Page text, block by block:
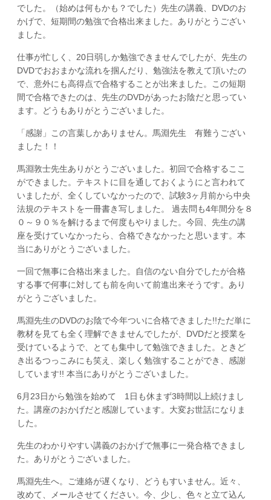
でした。（始めは何もかも？でした）先生の講義、DVDのお
かげで、短期間の勉強で合格出来ました。ありがとうござい
ました。
仕事が忙しく、20日弱しか勉強できませんでしたが、先生の
DVDでおおまかな流れを掴んだり、勉強法を教えて頂いたの
で、意外にも高得点で合格することが出来ました。この短期
間で合格できたのは、先生のDVDがあったお陰だと思ってい
ます。どうもありがとうございました。
「感謝」この言葉しかありません。馬淵先生 有難うござい
ました！！
馬淵敦士先生ありがとうございました。初回で合格するここ
ができました。テキストに目を通しておくようにと言われて
いましたが、全くしていなかったので、試験3ヶ月前から中央
法規のテキストを一冊書き写しました。 過去問も4年間分を８
０～９０％を解けるまで何度もやりました。今回、先生の講
座を受けていなかったら、合格できなかったと思います。本
当にありがとうございました。
一回で無事に合格出来ました。自信のない自分でしたが合格
する事で何事に対しても前を向いて前進出来そうです。あり
がとうございました。
馬淵先生のDVDのお陰で今年ついに合格できました!!ただ単に
教材を見ても全く理解できませんでしたが、DVDだと授業を
受けているようで、とても集中して勉強できました。ときど
き出るつっこみにも笑え、楽しく勉強することができ、感謝
しています!! 本当にありがとうございました。
6月23日から勉強を始めて 1日も休まず3時間以上続けまし
た。講座のおかげだと感謝しています。大変お世話になりま
した。
先生のわかりやすい講義のおかげで無事に一発合格できまし
た。ありがとうございました。
馬淵先生へ。ご連絡が遅くなり、どうもすいません。近々、
改めて、メールさせてください。今、少し、色々と立て込ん